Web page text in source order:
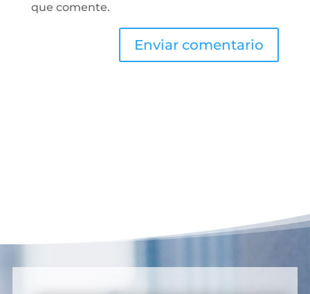
que comente.